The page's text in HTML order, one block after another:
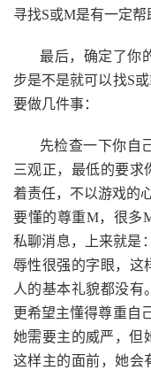
寻找S或M是有一定帮
最后，确定了你
步是不是就可以找S
要做几件事：
先检查一下你自
三观正，最低的要求
着责任，不以游戏的
要懂的尊重M，很多
私聊消息，上来就是
辱性很强的字眼，这
人的基本礼貌都没有
更希望主懂得尊重自
她需要主的威严，但
这样主的面前，她会